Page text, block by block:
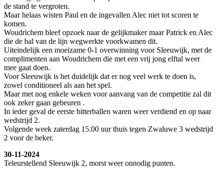
de stand te vergroten.
Maar helaas wisten Paul en de ingevallen Alec niet tot scoren te
komen.
Woudrichem bleef opzoek naar de gelijkmaker maar Patrick en Alec
die de bal van de lijn wegwerkte voorkwamen dit.
Uiteindelijk een moeizame 0-1 overwinning voor Sleeuwijk, met de
complimenten aan Woudrichem die met een vrij jong elftal weer
mee gaat doen.
Voor Sleeuwijk is het duidelijk dat er nog veel werk te doen is,
zowel conditioneel als aan het spel.
Maar met nog enkele weken voor aanvang van de competitie zal dit
ook zeker gaan gebeuren .
In ieder geval de eerste bitterballen waren weer verdiend en op naar
wedstrijd 2.
Volgende week zaterdag 15.00 uur thuis tegen Zwaluwe 3 wedstrijd
2 voor de beker.
30-11-2024
Teleurstellend Sleeuwijk 2, morst weer onnodig punten.